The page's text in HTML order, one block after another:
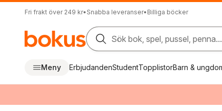
Fri frakt över 249 kr• Snabba leveranser• Billiga böcker
Sök bok, spel, pussel, penna...
Meny ErbjudandenStudentTopplistorBarn &